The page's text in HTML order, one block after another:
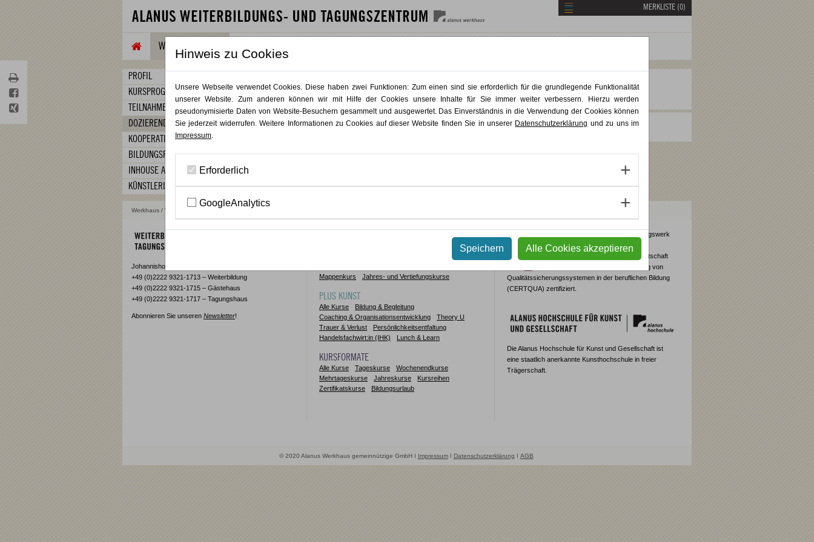
MERKLISTE (0)
WEITERBILDUNG
PROFIL
KURSPROGRAMM
TEILNAHMEBEDINGUNGEN
DOZIERENDE
KOOPERATIONEN
BILDUNGSFÖRDERUNG
INHOUSE ANGEBOTE
KÜNSTLERISCHE TRAININGS
Unsere Dozierenden
Alle A B C D E F G H I J K L M N O P Q R S T U V W X Y Z
Es gibt kein Ergebnis für ausgewählten Filter
Werkhaus / Weiterbildung / Dozierende
Johannishof – 53347 Alfter
+49 (0)2222 9321-1713 – Weiterbildung
+49 (0)2222 9321-1715 – Gästehaus
+49 (0)2222 9321-1717 – Tagungshaus
Abonnieren Sie unseren Newsletter!
Mappenkurs
Jahres- und Vertiefungskurse
PLUS KUNST
Alle Kurse
Bildung & Begleitung
Coaching & Organisationsentwicklung
Theory U
Trauer & Verlust
Persönlichkeitsentfaltung
Handelsfachwirt:in (IHK)
Lunch & Learn
KURSFORMATE
Alle Kurse Tageskurse
Wochenendkurse
Mehrtageskurse
Jahreskurse
Kursreihen
Zertifikatskurse
Bildungsurlaub
Das staatlich anerkannte Bildungswerk
Alanus Werkhaus ist durch die
Gesellschaft der deutschen Wirtschaft
zur Förderung und Zertifizierung von
Qualitätssicherungssystemen in der beruflichen Bildung
(CERTQUA) zertifiziert.
Die Alanus Hochschule für Kunst und Gesellschaft ist
eine staatlich anerkannte Kunsthochschule in freier
Trägerschaft.
© 2020 Alanus Werkhaus gemeinnützige GmbH ǀ Impressumǀ Datenschutzerklärung ǀ AGB
Hinweis zu Cookies
Unsere Webseite verwendet Cookies. Diese haben zwei Funktionen: Zum einen sind sie erforderlich für die grundlegende Funktionalität
unserer Website. Zum anderen können wir mit Hilfe der Cookies unsere Inhalte für Sie immer weiter verbessern. Hierzu werden
pseudonymisierte Daten von Website-Besuchern gesammelt und ausgewertet. Das Einverständnis in die Verwendung der Cookies können
Sie jederzeit widerrufen. Weitere Informationen zu Cookies auf dieser Website finden Sie in unserer Datenschutzerklärung und zu uns im
Impressum.
Erforderlich
GoogleAnalytics
Speichern Alle Cookies akzeptieren